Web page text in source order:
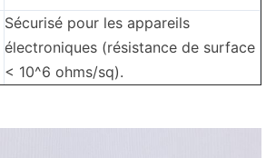
Sécurisé pour les appareils
électroniques (résistance de surface
< 10^6 ohms/sq).